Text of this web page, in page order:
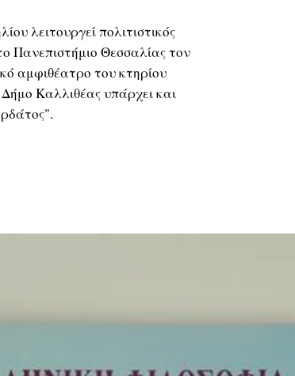
λειτουργεί πολιτιστικός
Πανεπιστήμιο Θεσσαλίας τον
αμφιθέατρο του κτηρίου
Καλλιθέας υπάρχει και